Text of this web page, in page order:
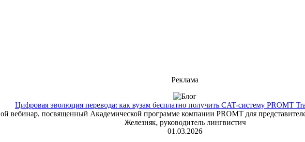
Реклама
Цифровая эволюция перевода: как вузам бесплатно получить CAT-систему PROMT
вебинар, посвященный Академической программе компании PROMT для
Железняк, руководитель лингвистич
01.03.2026